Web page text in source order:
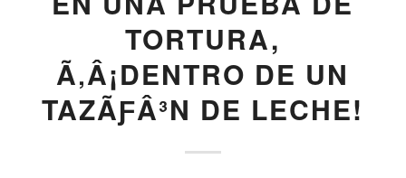
TORTURA,
Ã‚Â¡DENTRO DE UN
TAZÃƑÂ³N DE LECHE!